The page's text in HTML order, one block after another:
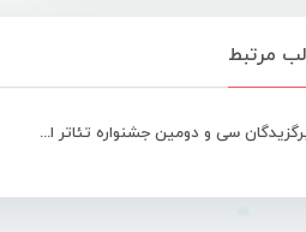
مرتبط
معرفی برگزیدگان سی و دومین جشنواره تئاتر استان هرمزگان